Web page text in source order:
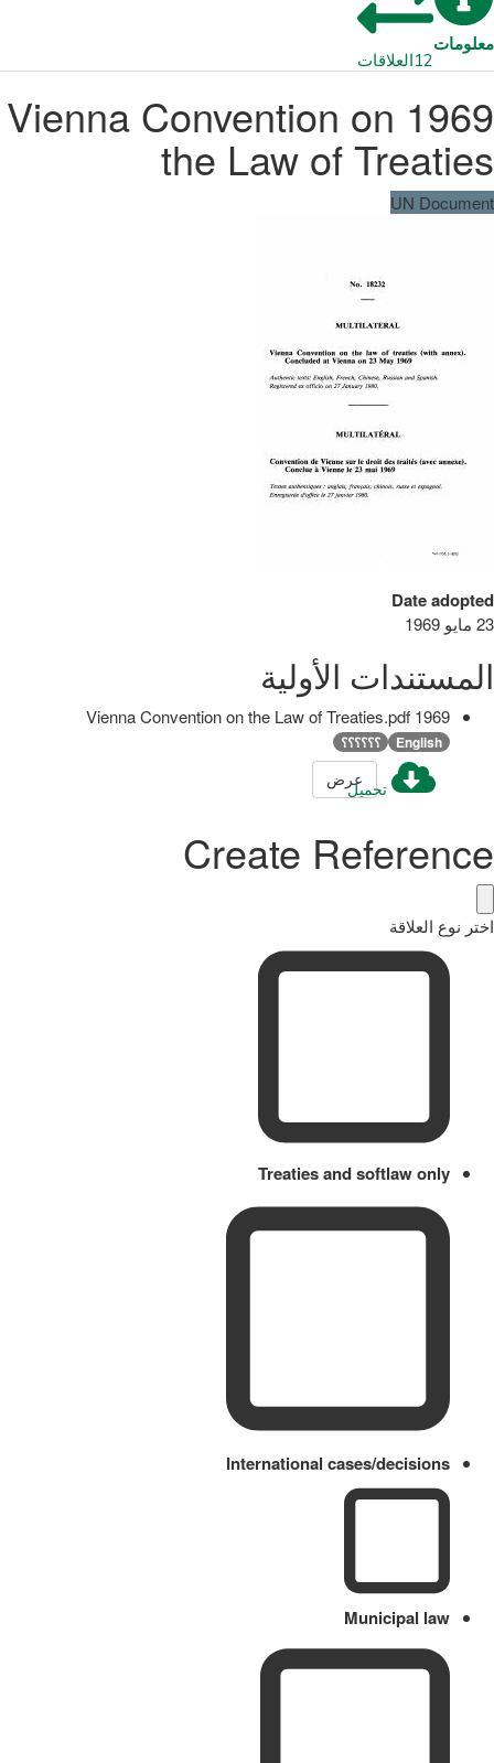
معلومات
12العلاقات
1969 Vienna Convention on
the Law of Treaties
UN Document
Date adopted
23 مايو 1969
المستندات الأولية
1969 Vienna Convention on the Law of Treaties.pdf
English ؟؟؟؟؟؟
تحميلعرض
Create Reference
اختر نوع العلاقة
Treaties and softlaw only
International cases/decisions
Municipal law